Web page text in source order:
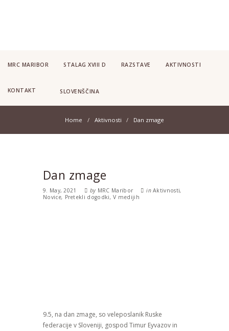
MRC MARIBOR STALAG XVIII D RAZSTAVE AKTIVNOSTI
KONTAKT SLOVENŠČINA
Home Aktivnosti Dan zmage
Dan zmage
9. May, 2021 by MRC Maribor inAktivnosti,
Novice, Pretekli dogodki,V medijih
9.5, na dan zmage, so veleposlanik Ruske
federacije v Sloveniji, gospod Timur Eyvazov in